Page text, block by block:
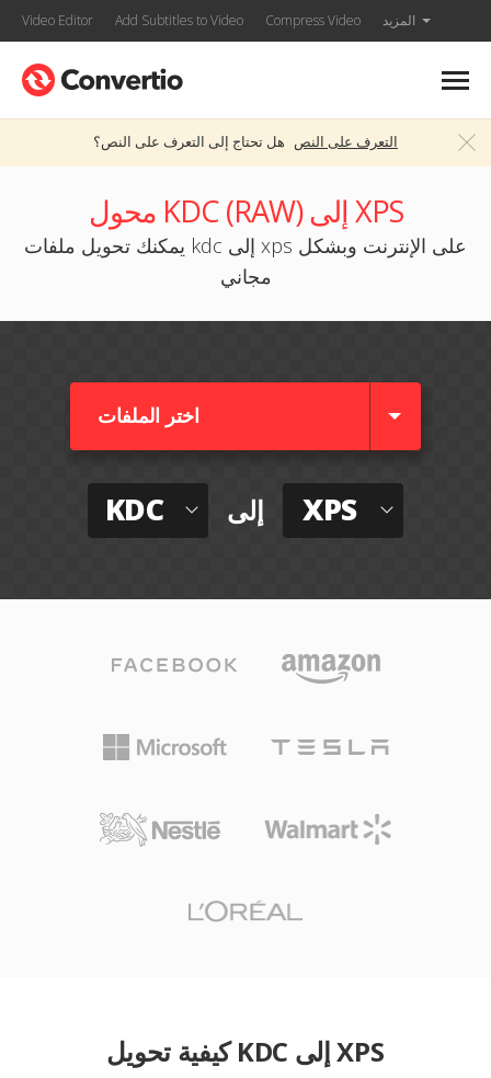
Video Editor Add Subtitles to Video Compress Video المزيد
هل تحتاج إلى التعرف على النص؟ التعرف على النص
محول KDC (RAW) إلى XPS
يمكنك تحويل ملفات kdc إلى xps على الإنترنت وبشكل
مجاني
اختر الملفات
KDC إلى XPS
كيفية تحويل KDC إلى XPS